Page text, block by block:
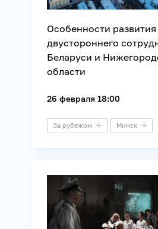
Особенности развития
двустороннего
Беларуси и
области
26 февраля 18:00
За рубежом Минск
Регионы России
Союзное государство